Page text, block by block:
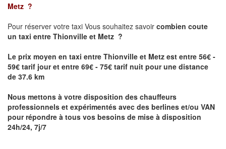
Metz ?
Pour réserver votre taxi Vous souhaitez savoir combien coute
un taxi entre Thionville et Metz ?
Le prix moyen en taxi entre Thionville et Metz est entre 56€ -
59€ tarif jour et entre 69€ - 75€ tarif nuit pour une distance
de 37.6 km
Nous mettons à votre disposition des chauffeurs
professionnels et expérimentés avec des berlines et/ou VAN
pour répondre à tous vos besoins de mise à disposition
24h/24, 7j/7